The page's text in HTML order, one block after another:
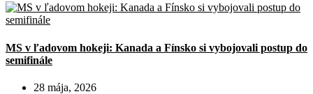
MS v ľadovom hokeji: Kanada a Fínsko si vybojovali postup do
semifinále
28 mája, 2026